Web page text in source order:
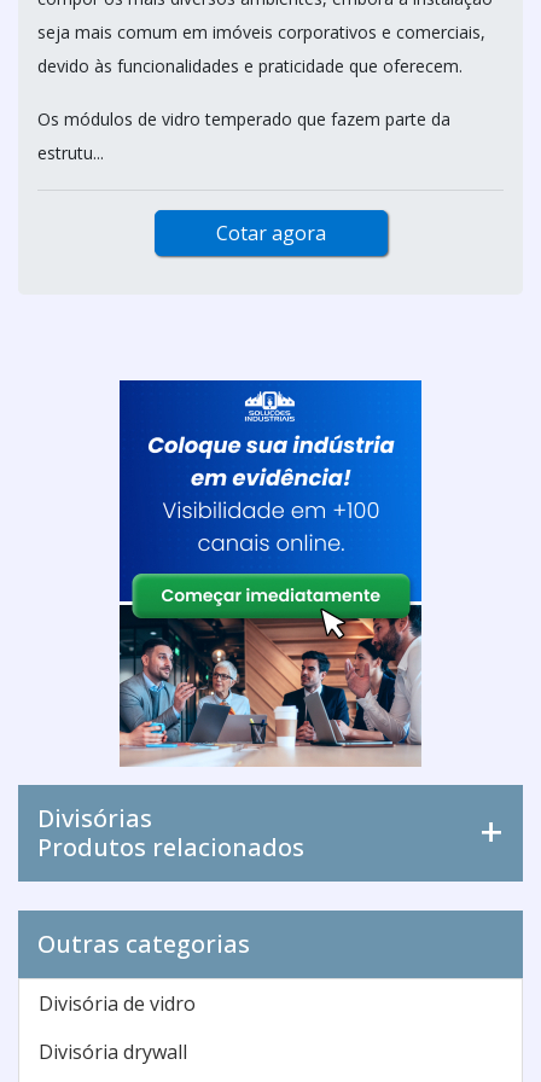
seja mais comum em imóveis corporativos e comerciais,
devido às funcionalidades e praticidade que oferecem.
Os módulos de vidro temperado que fazem parte da
estrutu...
Cotar agora
Divisórias
Produtos relacionados
Outras categorias
Divisória de vidro
Divisória drywall